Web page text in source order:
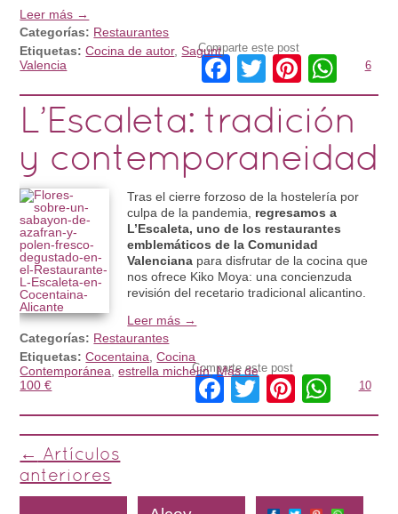
Leer más →
Categorías: Restaurantes
Etiquetas: Cocina de autor,Sagunt,
Valencia
Comparte este post
Facebook
Twitter 6
L’Escaleta: tradición
y contemporaneidad
Tras el cierre forzoso de la hostelería por
culpa de la pandemia, regresamos a
L’Escaleta, uno de los restaurantes
emblemáticos de la Comunidad
Valenciana para disfrutar de la cocina que
nos ofrece Kiko Moya: una concienzuda
revisión del recetario tradicional alicantino.
Leer más →
Categorías: Restaurantes
Etiquetas: Cocentaina ,Cocina
Contemporánea ,estrella michelín,Más de
100 €
Comparte este post
Facebook
Twitter 10
Post navigation
←
Artículos
anteriores